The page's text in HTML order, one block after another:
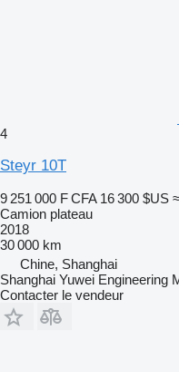
4
Steyr 10T
9 251 000 F CFA 16 300 $US
Camion plateau
2018
30 000 km
Chine, Shanghai
Shanghai Yuwei Engineering
Contacter le vendeur